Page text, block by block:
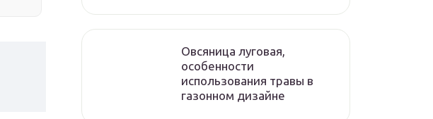
Овсяница луговая,
особенности
использования травы в
газонном дизайне